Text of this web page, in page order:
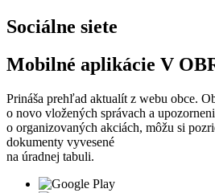
Sociálne siete
Mobilné aplikácie V
Prináša prehľad aktualít z webu obce.
o novo vložených správach a
o organizovaných akciách, môžu si
dokumenty vyvesené
na úradnej tabuli.